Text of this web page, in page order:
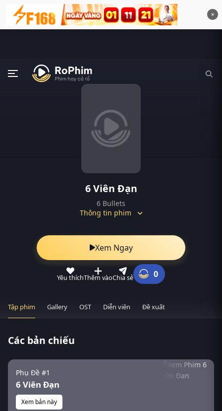
×
6 Viên Đạn
6 Bullets
Thông tin phim
Xem Ngay
Yêu thíchThêm vàoChia sẻ 0
Tập phim Gallery OST Diễn viên Đề xuất
Các bản chiếu
Phụ Đề #1
6 Viên Đạn
Xem bản này